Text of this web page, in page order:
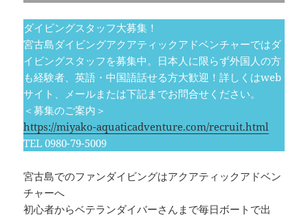
ダイビングスタッフ大募集！
宮古島ダイビングアクアティックアドベンチャーではダ
イビングスタッフを募集中。日本人に限らず外国人の方
も経験者、英語・中国語話せる方大歓迎！詳しくはweb
サイト、メールまたは下記までお問合せください。
＜募集のご案内＞
https://miyako-aquaticadventure.com/recruit.html
TEL 0980-79-5009
宮古島でのファンダイビングはアクアティックアドベン
チャーへ
初心者からベテランダイバーさんまで毎日ボートで出